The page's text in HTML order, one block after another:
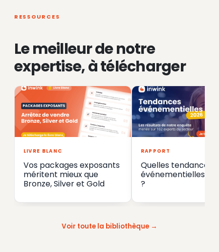
RESSOURCES
Le meilleur de notre
expertise, à télécharger
LIVRE BLANC
Vos packages exposants
méritent mieux que
Bronze, Silver et Gold
RAPPORT
Quelles tendances
événementielles en
?
Voir toute la bibliothèque